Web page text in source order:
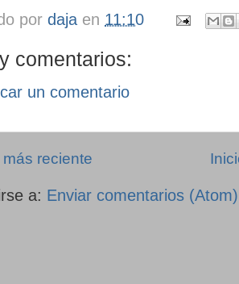
por daja en 11:10
comentarios:
un comentario
reciente
a: Enviar comentarios (Atom)